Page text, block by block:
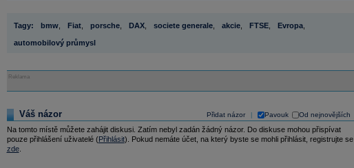
Tagy: bmw, Fiat, porsche, DAX, societe generale, akcie, FTSE, Evropa,
automobilový průmysl
Reklama
Přidat názor Pavouk Od nejnovějších
Váš názor
Na tomto místě můžete zahájit diskusi. Zatím nebyl zadán žádný názor. Do diskuse mohou přispívat
pouze přihlášení uživatelé (Přihlásit). Pokud nemáte účet, na který byste se mohli přihlásit, registrujte se
zde.